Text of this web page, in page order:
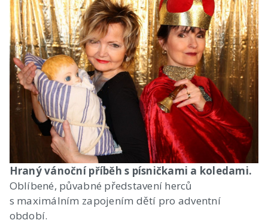
Hraný vánoční příběh s písničkami a koledami.
Oblíbené, půvabné představení herců
s maximálním zapojením dětí pro adventní
období.